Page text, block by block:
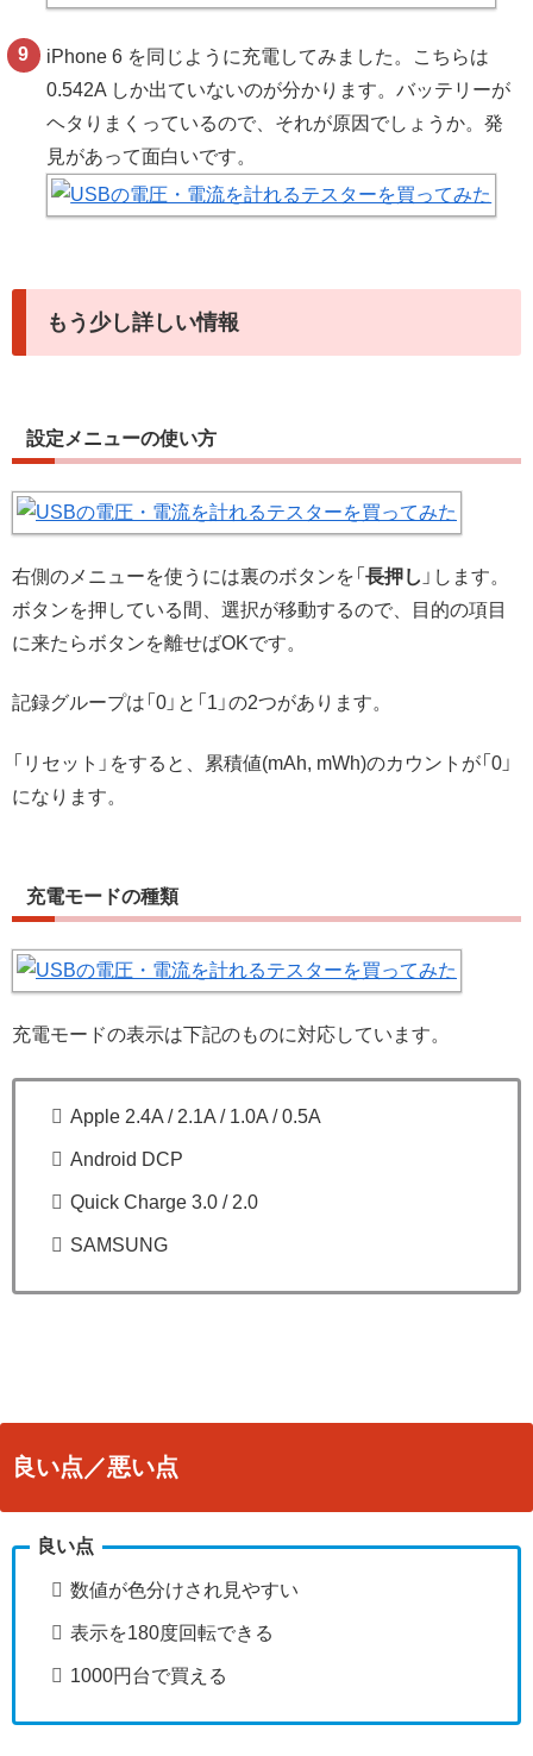
iPhone 6 を同じように充電してみました。こちらは
0.542A しか出ていないのが分かります。バッテリーが
ヘタりまくっているので、それが原因でしょうか。発
見があって面白いです。
もう少し詳しい情報
設定メニューの使い方
右側のメニューを使うには裏のボタンを「 長押し 」します。
ボタンを押している間、選択が移動するので、目的の項目
に来たらボタンを離せばOKです。
記録グループは「0」と「1」の2つがあります。
「リセット」をすると、累積値(mAh, mWh)のカウントが「0」
になります。
充電モードの種類
充電モードの表示は下記のものに対応しています。
Apple 2.4A / 2.1A / 1.0A / 0.5A
Android DCP
Quick Charge 3.0 / 2.0
SAMSUNG
良い点／悪い点
良い点
数値が色分けされ見やすい
表示を180度回転できる
1000円台で買える